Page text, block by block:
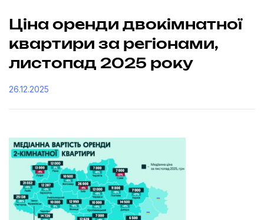
Ціна оренди двокімнатної
квартири за регіонами,
листопад 2025 року
26.12.2025